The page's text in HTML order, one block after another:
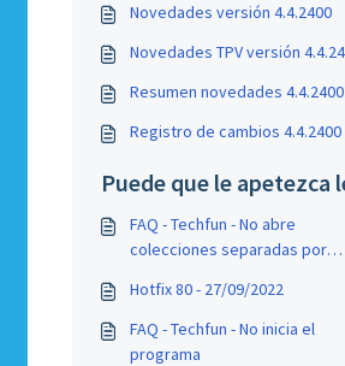
Novedades versión 4.4.2400
Novedades TPV versión
Resumen novedades 4.4.2400
Registro de cambios 4.4.2400
Puede que le apetezca
FAQ - Techfun - No abre
colecciones separadas por
Hotfix 80 - 27/09/2022
FAQ - Techfun - No inicia el
programa